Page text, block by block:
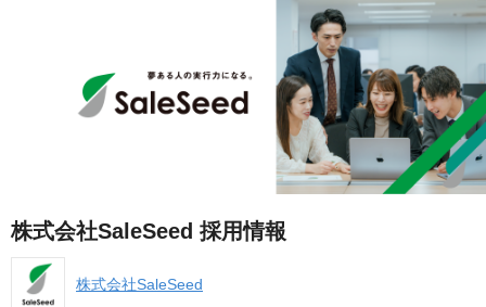
株式会社SaleSeed 採用情報
株式会社SaleSeed